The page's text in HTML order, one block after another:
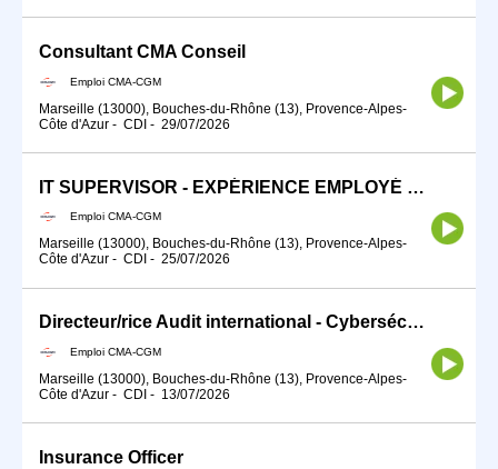
Consultant CMA Conseil
Emploi CMA-CGM
Marseille (13000), Bouches-du-Rhône (13), Provence-Alpes-
Côte d'Azur - CDI - 29/07/2026
IT SUPERVISOR - EXPÉRIENCE EMPLOYÉ DIGITALE
Emploi CMA-CGM
Marseille (13000), Bouches-du-Rhône (13), Provence-Alpes-
Côte d'Azur - CDI - 25/07/2026
Directeur/rice Audit international - Cybersécurité et IT
Emploi CMA-CGM
Marseille (13000), Bouches-du-Rhône (13), Provence-Alpes-
Côte d'Azur - CDI - 13/07/2026
Insurance Officer